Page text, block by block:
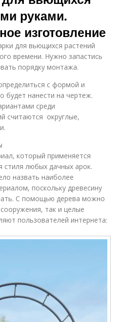
руками.
изготовление
для вьющихся растений
времени. Нужно запастись
порядку монтажа.
с формой и
будет нанести на чертеж.
среди
считаются округлые,
который применяется
стиля любых дачных арок.
назвать наиболее
поскольку древесину
С помощью дерева можно
так и целые
пользователей интернета: